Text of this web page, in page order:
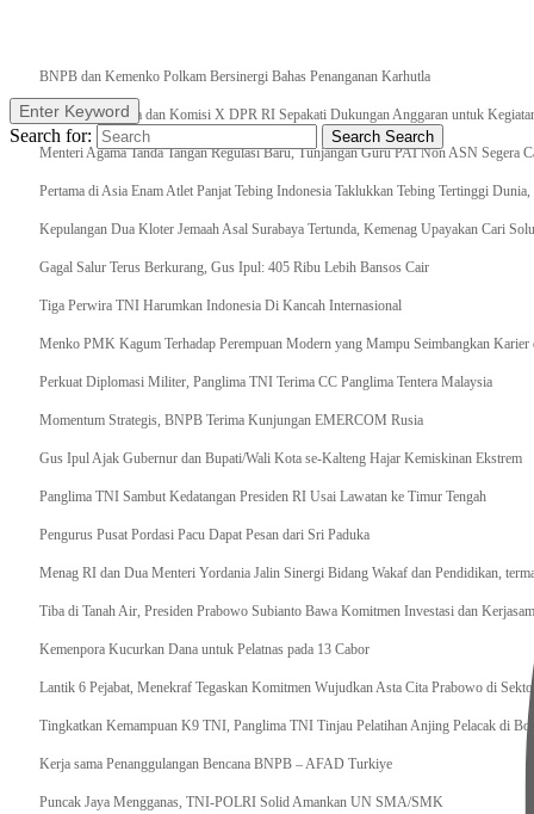
BNPB dan Kemenko Polkam Bersinergi Bahas Penanganan Karhutla
Raker Kemenpora dan Komisi X DPR RI Sepakati Dukungan Anggaran untuk
Menteri Agama Tanda Tangan Regulasi Baru, Tunjangan Guru PAI Non ASN Segera
Pertama di Asia Enam Atlet Panjat Tebing Indonesia Taklukkan Tebing Tertinggi
Kepulangan Dua Kloter Jemaah Asal Surabaya Tertunda, Kemenag Upayakan Cari
Gagal Salur Terus Berkurang, Gus Ipul: 405 Ribu Lebih Bansos Cair
Tiga Perwira TNI Harumkan Indonesia Di Kancah Internasional
Menko PMK Kagum Terhadap Perempuan Modern yang Mampu Seimbangkan Karier
Perkuat Diplomasi Militer, Panglima TNI Terima CC Panglima Tentera Malaysia
Momentum Strategis, BNPB Terima Kunjungan EMERCOM Rusia
Gus Ipul Ajak Gubernur dan Bupati/Wali Kota se-Kalteng Hajar Kemiskinan Ekstrem
Panglima TNI Sambut Kedatangan Presiden RI Usai Lawatan ke Timur Tengah
Pengurus Pusat Pordasi Pacu Dapat Pesan dari Sri Paduka
Menag RI dan Dua Menteri Yordania Jalin Sinergi Bidang Wakaf dan Pendidikan,
Tiba di Tanah Air, Presiden Prabowo Subianto Bawa Komitmen Investasi dan
Kemenpora Kucurkan Dana untuk Pelatnas pada 13 Cabor
Lantik 6 Pejabat, Menekraf Tegaskan Komitmen Wujudkan Asta Cita Prabowo di Sektor
Tingkatkan Kemampuan K9 TNI, Panglima TNI Tinjau Pelatihan Anjing Pelacak di
Kerja sama Penanggulangan Bencana BNPB – AFAD Turkiye
Puncak Jaya Mengganas, TNI-POLRI Solid Amankan UN SMA/SMK
Enter Keyword
Search for: Search Search